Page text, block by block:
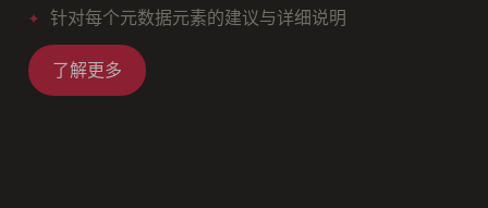
针对每个元数据元素的建议与详细说明
了解更多